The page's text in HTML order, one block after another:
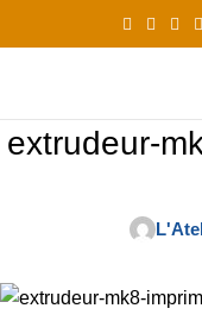
extrudeur-